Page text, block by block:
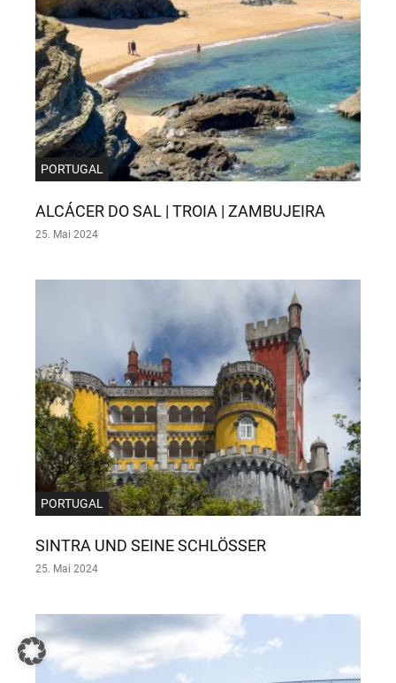
PORTUGAL
ALCÁCER DO SAL | TROIA | ZAMBUJEIRA
25. Mai 2024
PORTUGAL
SINTRA UND SEINE SCHLÖSSER
25. Mai 2024